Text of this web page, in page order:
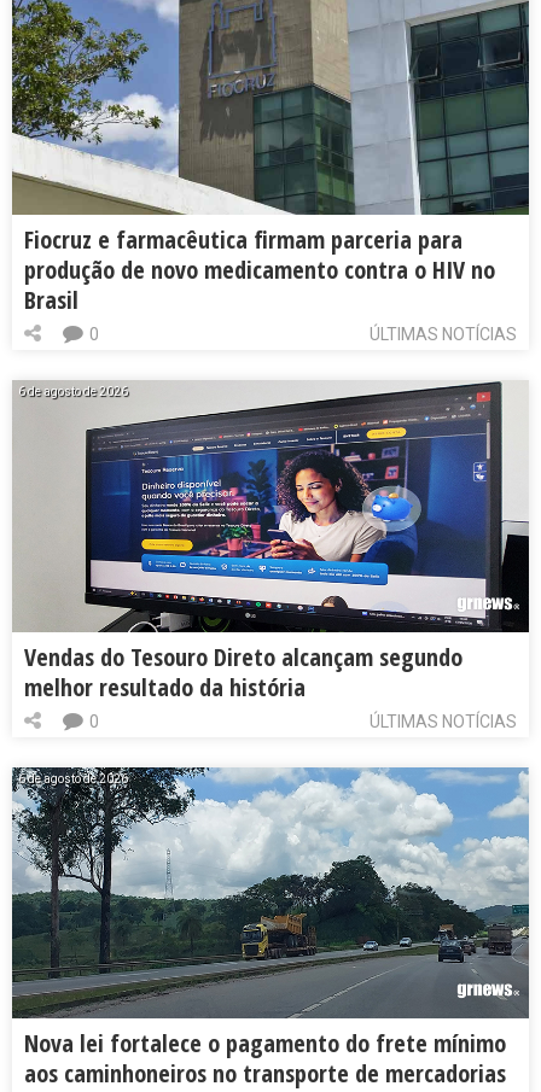
Fiocruz e farmacêutica firmam parceria para
produção de novo medicamento contra o HIV no
Brasil
ÚLTIMAS NOTÍCIAS
0
6 de agosto de 2026
Vendas do Tesouro Direto alcançam segundo
melhor resultado da história
ÚLTIMAS NOTÍCIAS
0
6 de agosto de 2026
Nova lei fortalece o pagamento do frete mínimo
aos caminhoneiros no transporte de mercadorias